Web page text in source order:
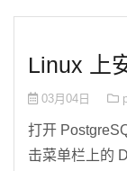
Linux 上
03月04日
打开
击菜单栏上的